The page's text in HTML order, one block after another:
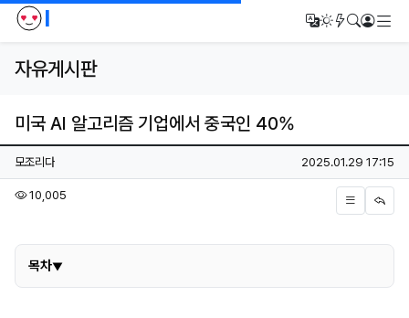
I 번역다크모드
새글/새댓글
검색로그인
자유게시판
미국 AI 알고리즘 기업에서 중국인 40%
페이지 정보
작성자
모조리다 작성일
2025.01.29 17:15
10,005
본문
목차